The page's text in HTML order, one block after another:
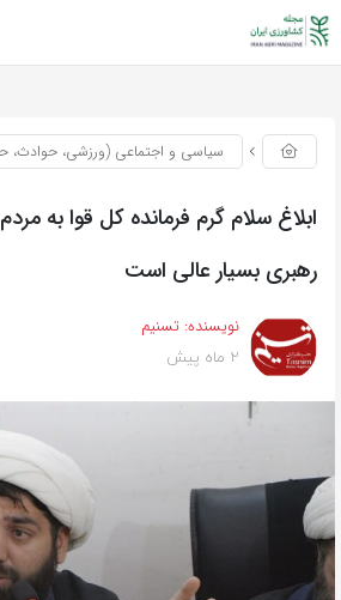
سیاسی و اجتماعی (ورزشی، حوادث،
ابلاغ سلام گرم فرمانده کل قوا به
رهبری بسیار عالی است
نویسنده: تسنیم
2 ماه پیش